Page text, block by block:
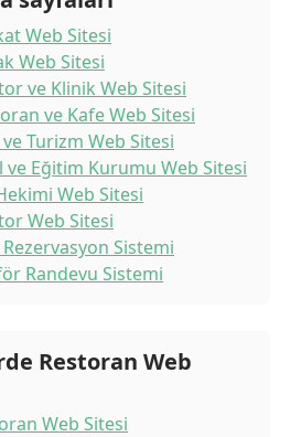
Web Sitesi
Web Sitesi
ve Klinik Web Sitesi
ve Kafe Web Sitesi
Turizm Web Sitesi
ve Eğitim Kurumu Web Sitesi
Web Sitesi
Web Sitesi
Sistemi
Randevu Sistemi
Restoran Web
Web Sitesi